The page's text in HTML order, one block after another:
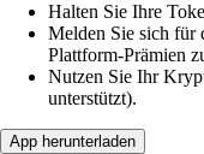
Halten Sie Ihre
Melden Sie sich für
Plattform-Prämien
Nutzen Sie Ihr
unterstützt).
App herunterladen